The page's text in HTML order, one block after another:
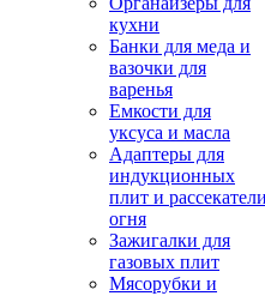
кухни
Банки для меда и
вазочки для
варенья
Емкости для
уксуса и масла
Адаптеры для
индукционных
плит и рассекатели
огня
Зажигалки для
газовых плит
Мясорубки и